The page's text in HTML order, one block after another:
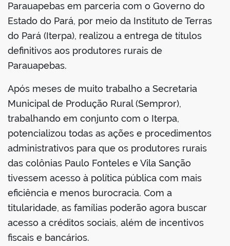
Parauapebas em parceria com o Governo do
Estado do Pará, por meio da Instituto de Terras
do Pará (Iterpa), realizou a entrega de títulos
definitivos aos produtores rurais de
Parauapebas.
Após meses de muito trabalho a Secretaria
Municipal de Produção Rural (Sempror),
trabalhando em conjunto com o Iterpa,
potencializou todas as ações e procedimentos
administrativos para que os produtores rurais
das colônias Paulo Fonteles e Vila Sanção
tivessem acesso à política pública com mais
eficiência e menos burocracia. Com a
titularidade, as famílias poderão agora buscar
acesso a créditos sociais, além de incentivos
fiscais e bancários.